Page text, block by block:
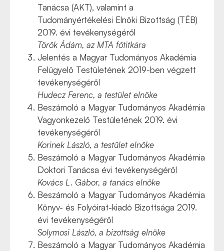
Tanácsa (AKT), valamint a
Tudományértékelési Elnöki Bizottság (TÉB)
2019. évi tevékenységéről
Török Ádám, az MTA főtitkára
Jelentés a Magyar Tudományos Akadémia
Felügyelő Testületének 2019-ben végzett
tevékenységéről
Hudecz Ferenc, a testület elnöke
Beszámoló a Magyar Tudományos Akadémia
Vagyonkezelő Testületének 2019. évi
tevékenységéről
Korinek László, a testület elnöke
Beszámoló a Magyar Tudományos Akadémia
Doktori Tanácsa évi tevékenységéről
Kovács L. Gábor, a tanács elnöke
Beszámoló a Magyar Tudományos Akadémia
Könyv- és Folyóirat-kiadó Bizottsága 2019.
évi tevékenységéről
Solymosi László, a bizottság elnöke
Beszámoló a Magyar Tudományos Akadémia